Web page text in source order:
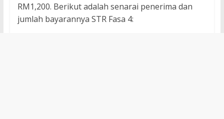
RM1,200. Berikut adalah senarai penerima dan
jumlah bayarannya STR Fasa 4: